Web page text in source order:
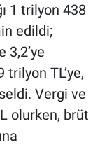
1 trilyon 438
edildi;
3,2’ye
TL’ye,
Vergi ve
olurken, brüt